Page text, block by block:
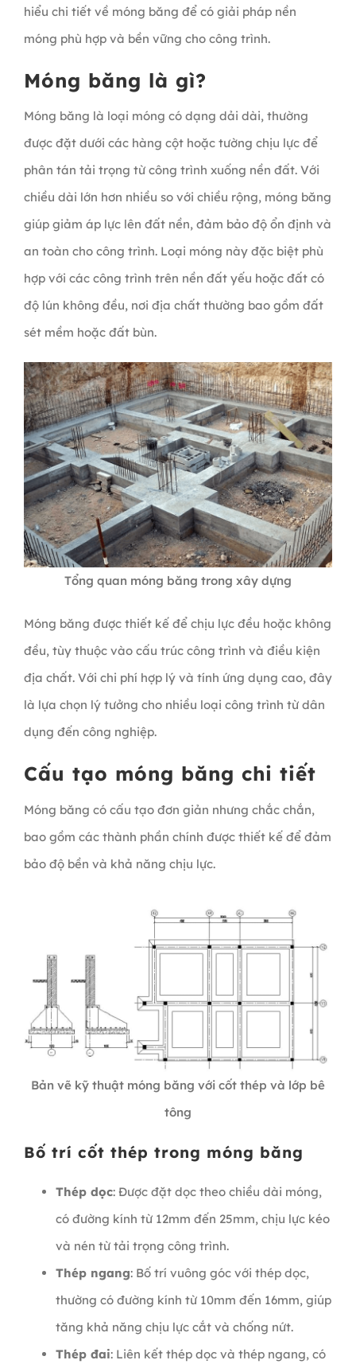
hiểu chi tiết về móng băng để có giải pháp nền
móng phù hợp và bền vững cho công trình.
Móng băng là gì?
Móng băng là loại móng có dạng dải dài, thường
được đặt dưới các hàng cột hoặc tường chịu lực để
phân tán tải trọng từ công trình xuống nền đất. Với
chiều dài lớn hơn nhiều so với chiều rộng, móng băng
giúp giảm áp lực lên đất nền, đảm bảo độ ổn định và
an toàn cho công trình. Loại móng này đặc biệt phù
hợp với các công trình trên nền đất yếu hoặc đất có
độ lún không đều, nơi địa chất thường bao gồm đất
sét mềm hoặc đất bùn.
Tổng quan móng băng trong xây dựng
Móng băng được thiết kế để chịu lực đều hoặc không
đều, tùy thuộc vào cấu trúc công trình và điều kiện
địa chất. Với chi phí hợp lý và tính ứng dụng cao, đây
là lựa chọn lý tưởng cho nhiều loại công trình từ dân
dụng đến công nghiệp.
Cấu tạo móng băng chi tiết
Móng băng có cấu tạo đơn giản nhưng chắc chắn,
bao gồm các thành phần chính được thiết kế để đảm
bảo độ bền và khả năng chịu lực.
Bản vẽ kỹ thuật móng băng với cốt thép và lớp bê
tông
Bố trí cốt thép trong móng băng
Thép dọc: Được đặt dọc theo chiều dài móng,
có đường kính từ 12mm đến 25mm, chịu lực kéo
và nén từ tải trọng công trình.
Thép ngang: Bố trí vuông góc với thép dọc,
thường có đường kính từ 10mm đến 16mm, giúp
tăng khả năng chịu lực cắt và chống nứt.
Thép đai: Liên kết thép dọc và thép ngang, có